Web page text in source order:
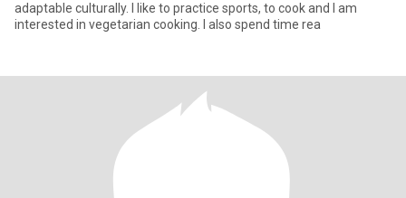
adaptable culturally. I like to practice sports, to cook and I am
interested in vegetarian cooking. I also spend time rea